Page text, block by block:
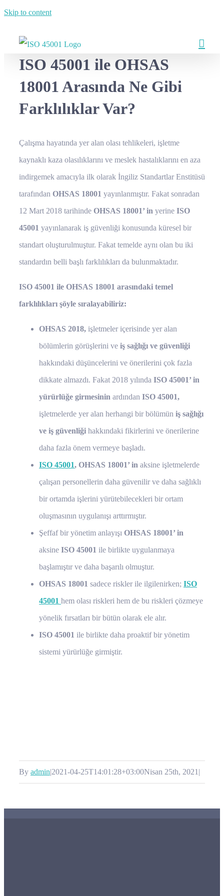
Skip to content
ISO 45001 ile OHSAS
18001 Arasında Ne Gibi
Farklılıklar Var?
Çalışma hayatında yer alan olası tehlikeleri, işletme
kaynaklı kaza olasılıklarını ve meslek hastalıklarını en aza
indirgemek amacıyla ilk olarak İngiliz Standartlar Enstitüsü
tarafından OHSAS 18001 yayınlanmıştır. Fakat sonradan
12 Mart 2018 tarihinde OHSAS 18001’ in yerine ISO
45001 yayınlanarak iş güvenliği konusunda küresel bir
standart oluşturulmuştur. Fakat temelde aynı olan bu iki
standardın belli başlı farklılıkları da bulunmaktadır.
ISO 45001 ile OHSAS 18001 arasındaki temel
farklılıkları şöyle sıralayabiliriz:
OHSAS 2018, işletmeler içerisinde yer alan
bölümlerin görüşlerini ve iş sağlığı ve güvenliği
hakkındaki düşüncelerini ve önerilerini çok fazla
dikkate almazdı. Fakat 2018 yılında ISO 45001’ in
yürürlüğe girmesinin ardından ISO 45001,
işletmelerde yer alan herhangi bir bölümün iş sağlığı
ve iş güvenliği hakkındaki fikirlerini ve önerilerine
daha fazla önem vermeye başladı.
ISO 45001, OHSAS 18001’ in aksine işletmelerde
çalışan personellerin daha güvenilir ve daha sağlıklı
bir ortamda işlerini yürütebilecekleri bir ortam
oluşmasının uygulanışı arttırmıştır.
Şeffaf bir yönetim anlayışı OHSAS 18001’ in
aksine ISO 45001 ile birlikte uygulanmaya
başlamıştır ve daha başarılı olmuştur.
OHSAS 18001 sadece riskler ile ilgilenirken; ISO
45001 hem olası riskleri hem de bu riskleri çözmeye
yönelik fırsatları bir bütün olarak ele alır.
ISO 45001 ile birlikte daha proaktif bir yönetim
sistemi yürürlüğe girmiştir.
By admin|2021-04-25T14:01:28+03:00Nisan 25th, 2021 |